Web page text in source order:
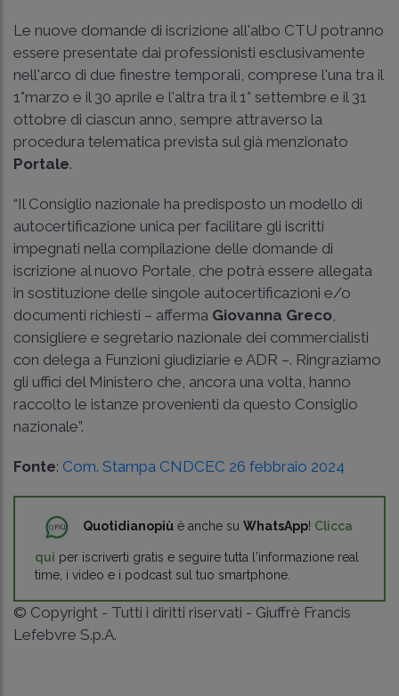
Le nuove domande di iscrizione all'albo CTU potranno
essere presentate dai professionisti esclusivamente
nell'arco di due finestre temporali, comprese l'una tra il
1°marzo e il 30 aprile e l'altra tra il 1° settembre e il 31
ottobre di ciascun anno, sempre attraverso la
procedura telematica prevista sul già menzionato
Portale.
“Il Consiglio nazionale ha predisposto un modello di
autocertificazione unica per facilitare gli iscritti
impegnati nella compilazione delle domande di
iscrizione al nuovo Portale, che potrà essere allegata
in sostituzione delle singole autocertificazioni e/o
documenti richiesti – afferma Giovanna Greco
consigliere e segretario nazionale dei commercialisti
con delega a Funzioni giudiziarie e ADR –. Ringraziamo
gli uffici del Ministero che, ancora una volta, hanno
raccolto le istanze provenienti da questo Consiglio
nazionale”.
Fonte: Com. Stampa CNDCEC 26 febbraio 2024
Quotidianopiù è anche su WhatsApp! Clicca
qui per iscriverti gratis e seguire tutta l'informazione real
time, i video e i podcast sul tuo smartphone.
© Copyright - Tutti i diritti riservati - Giuffrè Francis
Lefebvre S.p.A.